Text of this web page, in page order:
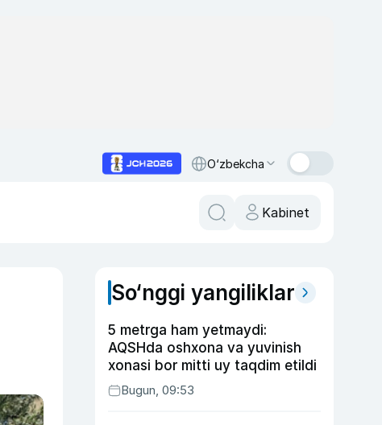
O‘zbekcha
Kabinet
So‘nggi yangiliklar
5 metrga ham yetmaydi:
AQSHda oshxona va yuvinish
xonasi bor mitti uy taqdim etildi
Bugun, 09:53